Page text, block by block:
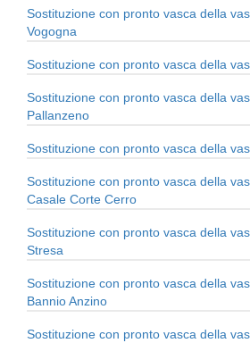
Sostituzione con pronto vasca della
Vogogna
Sostituzione con pronto vasca della
Sostituzione con pronto vasca della
Pallanzeno
Sostituzione con pronto vasca della
Sostituzione con pronto vasca della
Casale Corte Cerro
Sostituzione con pronto vasca della
Stresa
Sostituzione con pronto vasca della
Bannio Anzino
Sostituzione con pronto vasca della